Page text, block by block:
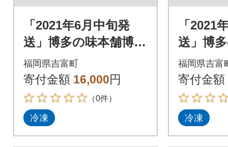
「2021年6月中旬発
送」博多の味本舗博多
もつ鍋黄金のだしぽ
ん酢セットと辛子明
太子500g_吉富町
福岡県吉富町
寄付金額 16,000円
（0件）
冷凍
「2021
送」博
もつ鍋
ん酢セ
太子
福岡県吉富
寄付金額
冷凍